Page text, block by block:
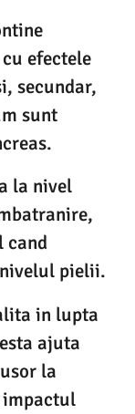
efectele
secundar,
sunt
la nivel
cand
pielii.
in lupta
ajuta
la